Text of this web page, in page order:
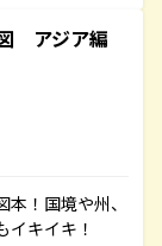
アジア編
！国境や州、
キイキ！